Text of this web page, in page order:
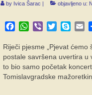
by Ivica Šarac | objavljeno u:
Facebook
WhatsApp
Viber Twitter
Riječi pjesme „Pjevat
postale savršena uvertira u
to bio samo početak
Tomislavgradske